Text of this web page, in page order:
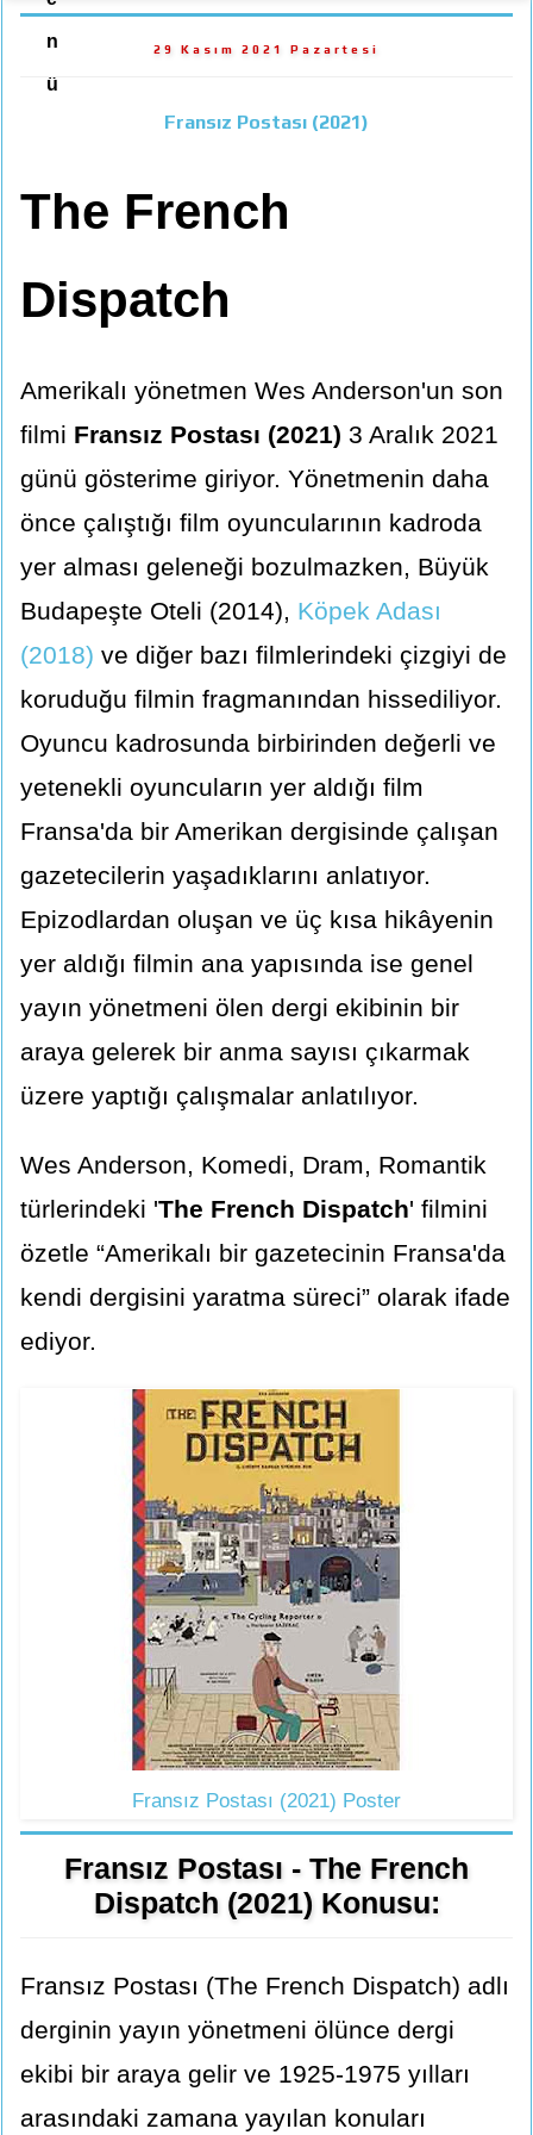
n
ü
29 Kasım 2021 Pazartesi
Fransız Postası (2021)
The French
Dispatch
Amerikalı yönetmen Wes Anderson'un son
filmi Fransız Postası (2021) 3 Aralık 2021
günü gösterime giriyor. Yönetmenin daha
önce çalıştığı film oyuncularının kadroda
yer alması geleneği bozulmazken, Büyük
Budapeşte Oteli (2014), Köpek Adası
(2018) ve diğer bazı filmlerindeki çizgiyi de
koruduğu filmin fragmanından hissediliyor.
Oyuncu kadrosunda birbirinden değerli ve
yetenekli oyuncuların yer aldığı film
Fransa'da bir Amerikan dergisinde çalışan
gazetecilerin yaşadıklarını anlatıyor.
Epizodlardan oluşan ve üç kısa hikâyenin
yer aldığı filmin ana yapısında ise genel
yayın yönetmeni ölen dergi ekibinin bir
araya gelerek bir anma sayısı çıkarmak
üzere yaptığı çalışmalar anlatılıyor.
Wes Anderson, Komedi, Dram, Romantik
türlerindeki 'The French Dispatch' filmini
özetle “Amerikalı bir gazetecinin Fransa'da
kendi dergisini yaratma süreci” olarak ifade
ediyor.
Fransız Postası (2021) Poster
Fransız Postası - The French
Dispatch (2021) Konusu:
Fransız Postası (The French Dispatch) adlı
derginin yayın yönetmeni ölünce dergi
ekibi bir araya gelir ve 1925-1975 yılları
arasındaki zamana yayılan konuları